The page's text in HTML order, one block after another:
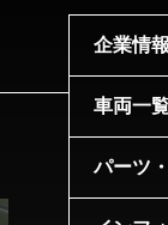
企業情報
車両一
パーツ